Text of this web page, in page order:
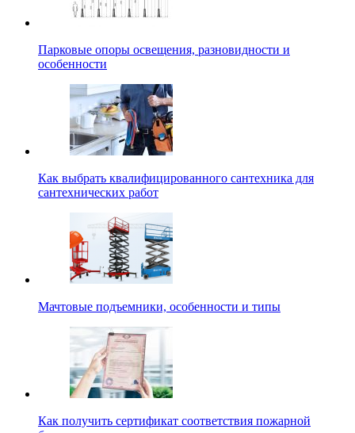
Парковые опоры освещения, разновидности и
особенности
Как выбрать квалифицированного сантехника для
сантехнических работ
Мачтовые подъемники, особенности и типы
Как получить сертификат соответствия пожарной